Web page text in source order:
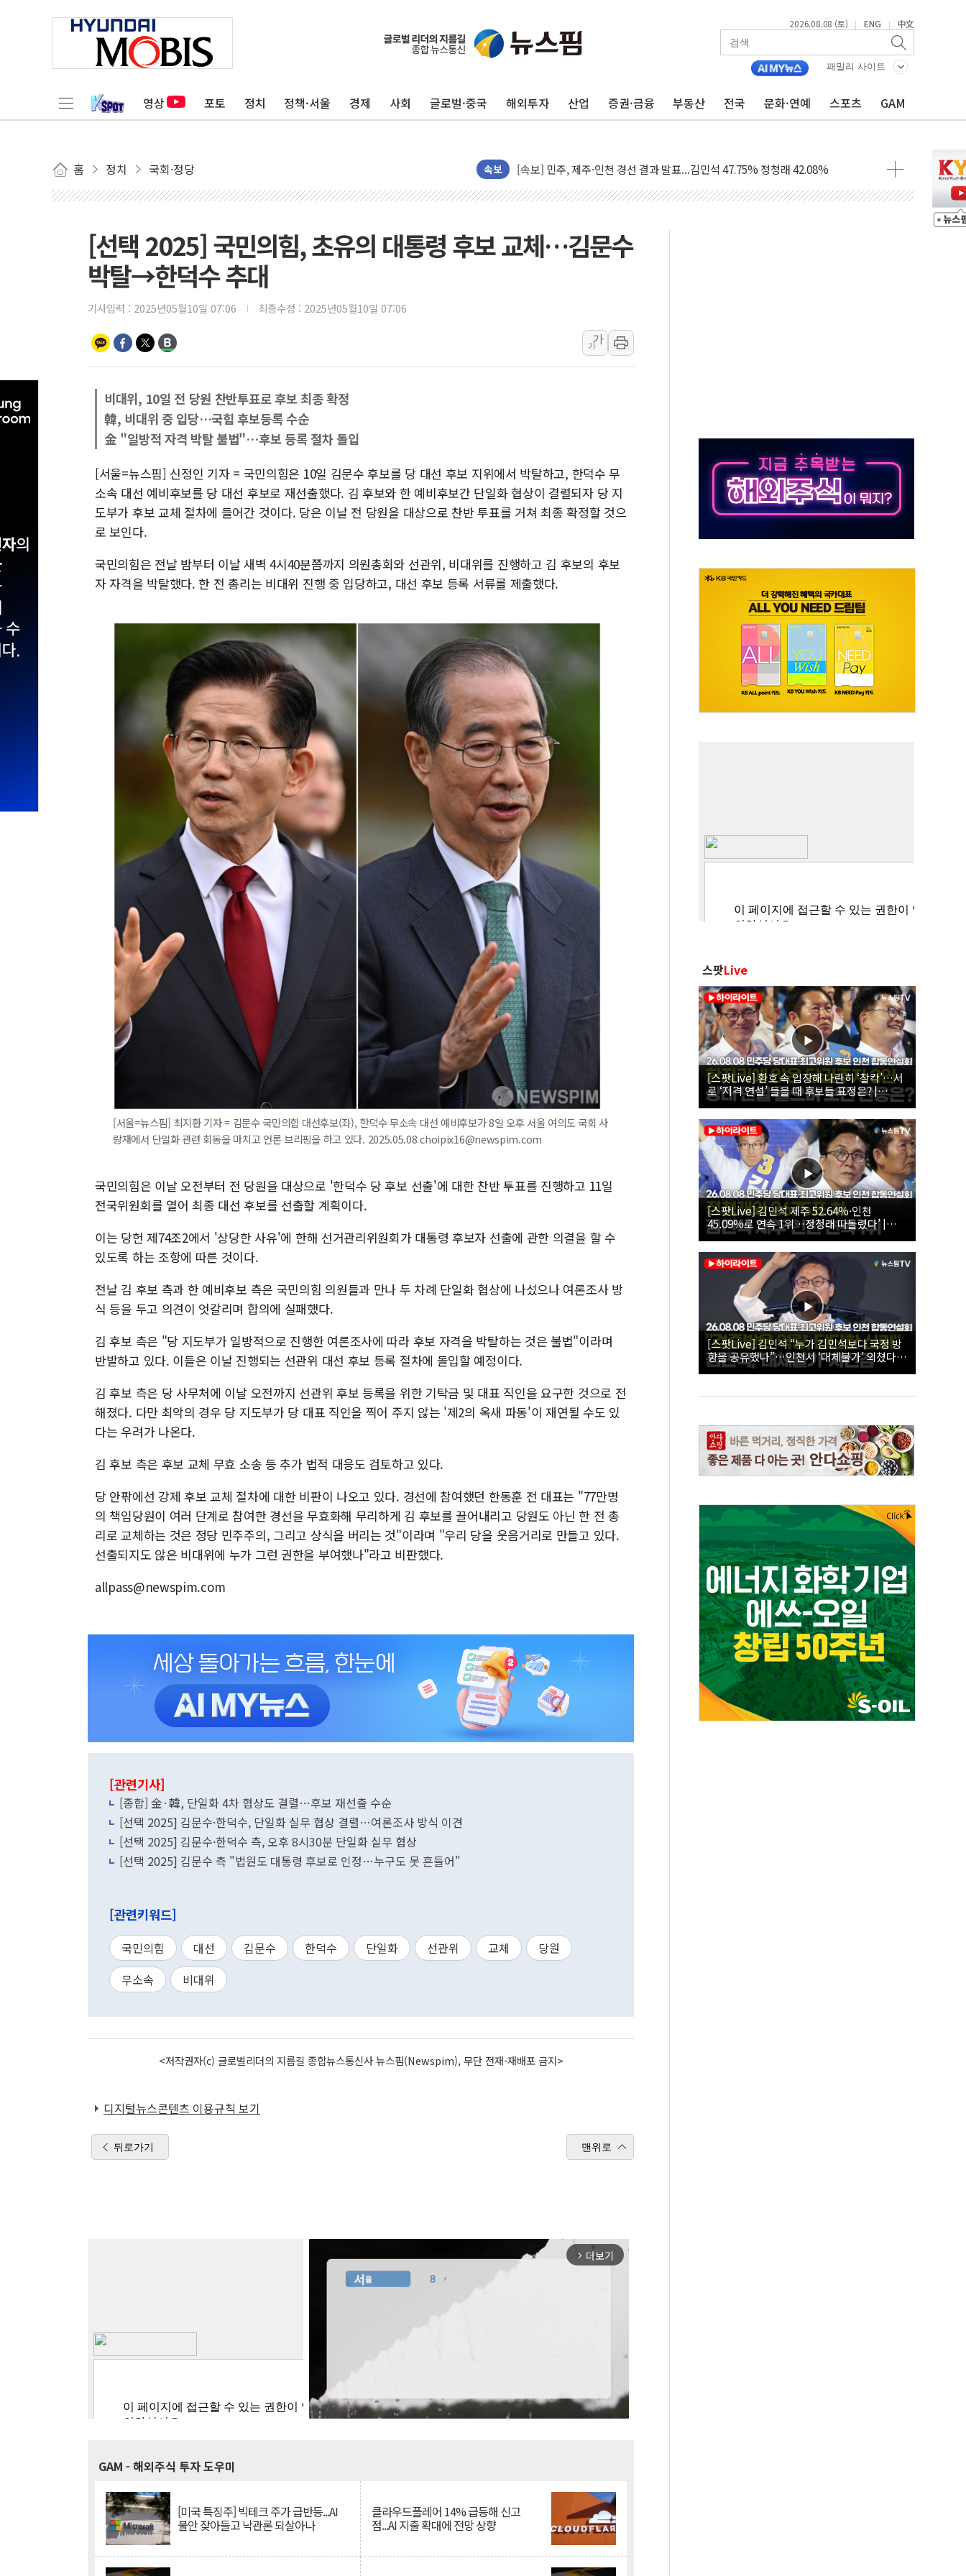
2026.08.08 (토) | ENG | 中文
패밀리 사이트
영상 포토 정치 정책·서울 경제 사회 글로벌·중국 해외투자 산업 증권·금융 부동산 전국 문화·연예 스포츠 GAM
홈 정치 국회·정당 속보
울진·영덕 '호우특보'-포항 '산사태 주의보'...경북도, 호우 피해·통제구간 없어
인천 합동연설회 나선 송영길·정청래·김민석 당대표 후보
김민석, 2주차 제주·인천 경선서 정청래에 승리...47.75% vs 42.08%
[속보] 민주, 제주·인천 경선 결과 발표...김민석 47.75% 정청래 42.08%
[속보] 민주, 인천 경선 결과 발표...김민석 45.09% 정청래 43.27% 송영길 11.63%
이번주 국내 주요 금융일정(8.10~8.14)
美, 이란전 출구전략 만지작…공습 한계·탄약 부족 현실화
李대통령 "결혼 때문에 손해 보는 일 없게"…'결혼 페널티' 22개 과제 손본다
여수 오동도 인근 해상서 모터보트 전복…1명 사망·1명 실종
'화합' 꺼낸 김민석에 '뻔뻔' 받아친 정청래…제주 연설서 신경전 고조
李대통령, ISA 개편 재검토 지시…與 "적극 환영"·野 "졸속 국정"
[선택 2025] 국민의힘, 초유의 대통령 후보 교체…김문수
박탈→한덕수 추대
기사입력 : 2025년05월10일 07:06 최종수정 : 2025년05월10일 07:06
가
가
비대위, 10일 전 당원 찬반투표로 후보 최종 확정
韓, 비대위 중 입당…국힘 후보등록 수순
金 "일방적 자격 박탈 불법"…후보 등록 절차 돌입
[서울=뉴스핌] 신정인 기자 = 국민의힘은 10일 김문수 후보를 당 대선 후보 지위에서 박탈하고, 한덕수 무
소속 대선 예비후보를 당 대선 후보로 재선출했다. 김 후보와 한 예비후보간 단일화 협상이 결렬되자 당 지
도부가 후보 교체 절차에 들어간 것이다. 당은 이날 전 당원을 대상으로 찬반 투표를 거쳐 최종 확정할 것으
로 보인다.
국민의힘은 전날 밤부터 이날 새벽 4시40분쯤까지 의원총회와 선관위, 비대위를 진행하고 김 후보의 후보
자 자격을 박탈했다. 한 전 총리는 비대위 진행 중 입당하고, 대선 후보 등록 서류를 제출했다.
[서울=뉴스핌] 최지환 기자 = 김문수 국민의힘 대선후보(좌), 한덕수 무소속 대선 예비후보가 8일 오후 서울 여의도 국회 사
랑재에서 단일화 관련 회동을 마치고 언론 브리핑을 하고 있다. 2025.05.08 choipix16@newspim.com
국민의힘은 이날 오전부터 전 당원을 대상으로 '한덕수 당 후보 선출'에 대한 찬반 투표를 진행하고 11일
전국위원회를 열어 최종 대선 후보를 선출할 계획이다.
이는 당헌 제74조2에서 '상당한 사유'에 한해 선거관리위원회가 대통령 후보자 선출에 관한 의결을 할 수
있도록 하는 조항에 따른 것이다.
전날 김 후보 측과 한 예비후보 측은 국민의힘 의원들과 만나 두 차례 단일화 협상에 나섰으나 여론조사 방
식 등을 두고 의견이 엇갈리며 합의에 실패했다.
김 후보 측은 "당 지도부가 일방적으로 진행한 여론조사에 따라 후보 자격을 박탈하는 것은 불법"이라며
반발하고 있다. 이들은 이날 진행되는 선관위 대선 후보 등록 절차에 돌입할 예정이다.
김 후보 측은 당 사무처에 이날 오전까지 선관위 후보 등록을 위한 기탁금 및 대표 직인을 요구한 것으로 전
해졌다. 다만 최악의 경우 당 지도부가 당 대표 직인을 찍어 주지 않는 '제2의 옥새 파동'이 재연될 수도 있
다는 우려가 나온다.
김 후보 측은 후보 교체 무효 소송 등 추가 법적 대응도 검토하고 있다.
당 안팎에선 강제 후보 교체 절차에 대한 비판이 나오고 있다. 경선에 참여했던 한동훈 전 대표는 "77만명
의 책임당원이 여러 단계로 참여한 경선을 무효화해 무리하게 김 후보를 끌어내리고 당원도 아닌 한 전 총
리로 교체하는 것은 정당 민주주의, 그리고 상식을 버리는 것"이라며 "우리 당을 웃음거리로 만들고 있다.
선출되지도 않은 비대위에 누가 그런 권한을 부여했나"라고 비판했다.
allpass@newspim.com
[관련기사]
[종합] 金·韓, 단일화 4차 협상도 결렬…후보 재선출 수순
[선택 2025] 김문수·한덕수, 단일화 실무 협상 결렬…여론조사 방식 이견
[선택 2025] 김문수·한덕수 측, 오후 8시30분 단일화 실무 협상
[선택 2025] 김문수 측 "법원도 대통령 후보로 인정…누구도 못 흔들어"
[관련키워드]
국민의힘 대선 김문수 한덕수 단일화 선관위 교체
당원
무소속
비대위
<저작권자(c) 글로벌리더의 지름길 종합뉴스통신사 뉴스핌(Newspim), 무단 전재-재배포 금지>
디지털뉴스콘텐츠 이용규칙 보기
뒤로가기 맨위로
arrow_forward_ios 더보기
GAM - 해외주식 투자 도우미
[미국 특징주] 빅테크 주가 급반등...AI
불안 잦아들고 낙관론 되살아나
클라우드플레어 14% 급등해 신고
점...AI 지출 확대에 전망 상향
스팟Live
[스팟Live] 환호 속 입장해 나란히 ‘찰칵’…서
로 ‘저격 연설’ 들을 때 후보들 표정은? |
26.08.08 더불어민주당 당대표·최고위원 후
보 인천 합동연설회
[스팟Live] 김민석 제주 52.64%·인천
45.09%로 연속 1위…정청래 따돌렸다’ |
26.08.08 더불어민주당 당대표·최고위원 후
보 인천 합동연설회
[스팟Live] 김민석 “누가 김민석보다 국정 방
향을 공유했나”…인천서 ‘대체불가’ 외쳤다 |
26.08.08 더불어민주당 당대표·최고위원 후